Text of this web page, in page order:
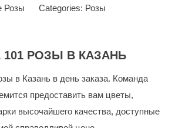
Розы Categories: Розы
101 РОЗЫ В КАЗАНЬ
в Казань в день заказа. Команда
предоставить вам цветы,
высочайшего качества, доступные